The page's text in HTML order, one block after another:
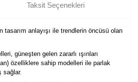
Taksit Seçenekleri
tasarım anlayışı ile trendlerin öncüsü olan
güneşten gelen zararlı ışınları
özelliklere sahip modelleri ile parlak
sağlar.